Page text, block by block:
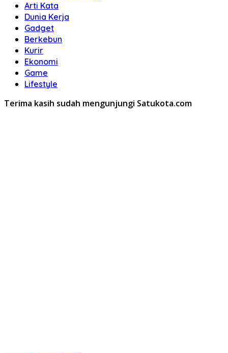
Arti Kata
Dunia Kerja
Gadget
Berkebun
Kurir
Ekonomi
Game
Lifestyle
Terima kasih sudah mengunjungi Satukota.com